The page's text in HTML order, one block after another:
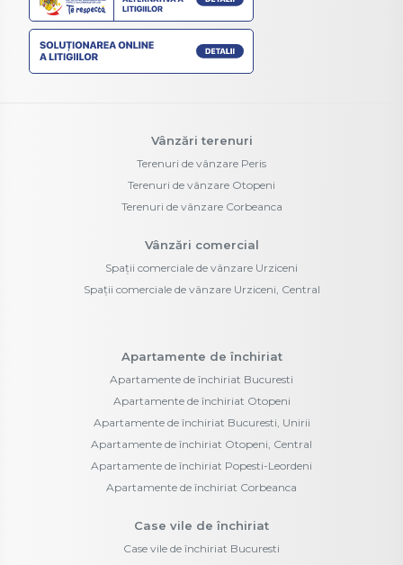
Vânzări terenuri
Terenuri de vânzare Peris
Terenuri de vânzare Otopeni
Terenuri de vânzare Corbeanca
Vânzări comercial
Spații comerciale de vânzare Urziceni
Spații comerciale de vânzare Urziceni, Central
Apartamente de închiriat
Apartamente de închiriat Bucuresti
Apartamente de închiriat Otopeni
Apartamente de închiriat Bucuresti, Unirii
Apartamente de închiriat Otopeni, Central
Apartamente de închiriat Popesti-Leordeni
Apartamente de închiriat Corbeanca
Case vile de închiriat
Case vile de închiriat Bucuresti